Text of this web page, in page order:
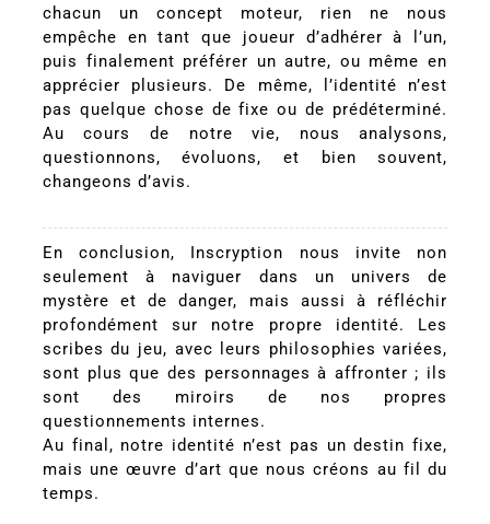
chacun un concept moteur, rien ne nous
empêche en tant que joueur d’adhérer à l’un,
puis finalement préférer un autre, ou même en
apprécier plusieurs. De même, l’identité n’est
pas quelque chose de fixe ou de prédéterminé.
Au cours de notre vie, nous analysons,
questionnons, évoluons, et bien souvent,
changeons d’avis.
En conclusion, Inscryption nous invite non
seulement à naviguer dans un univers de
mystère et de danger, mais aussi à réfléchir
profondément sur notre propre identité. Les
scribes du jeu, avec leurs philosophies variées,
sont plus que des personnages à affronter ; ils
sont des miroirs de nos propres
questionnements internes.
Au final, notre identité n’est pas un destin fixe,
mais une œuvre d’art que nous créons au fil du
temps.